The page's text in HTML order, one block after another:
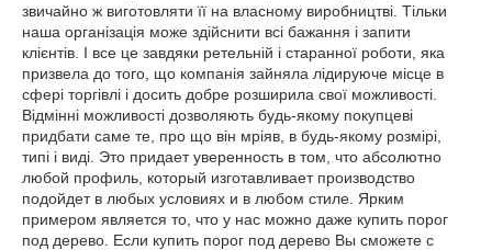
звичайно ж виготовляти її на власному виробництві. Тільки
наша організація може здійснити всі бажання і запити
клієнтів. І все це завдяки ретельній і старанної роботи, яка
призвела до того, що компанія зайняла лідируюче місце в
сфері торгівлі і досить добре розширила свої можливості.
Відмінні можливості дозволяють будь-якому покупцеві
придбати саме те, про що він мріяв, в будь-якому розмірі,
типі і виді. Это придает уверенность в том, что абсолютно
любой профиль, который изготавливает производство
подойдет в любых условиях и в любом стиле. Ярким
примером является то, что у нас можно даже купить порог
под дерево. Если купить порог под дерево Вы сможете с